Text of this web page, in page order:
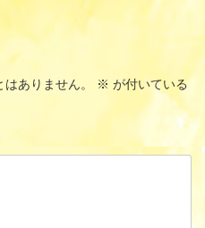
ありません。 ※ が付いている